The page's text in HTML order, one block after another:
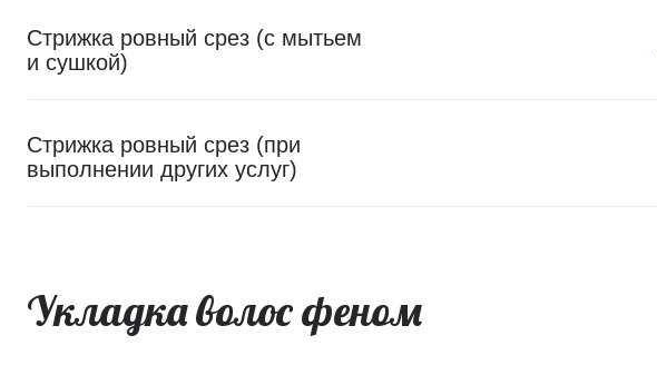
Стрижка ровный срез (с мытьем
и сушкой)
Стрижка ровный срез (при
выполнении других услуг)
Укладка волос феном